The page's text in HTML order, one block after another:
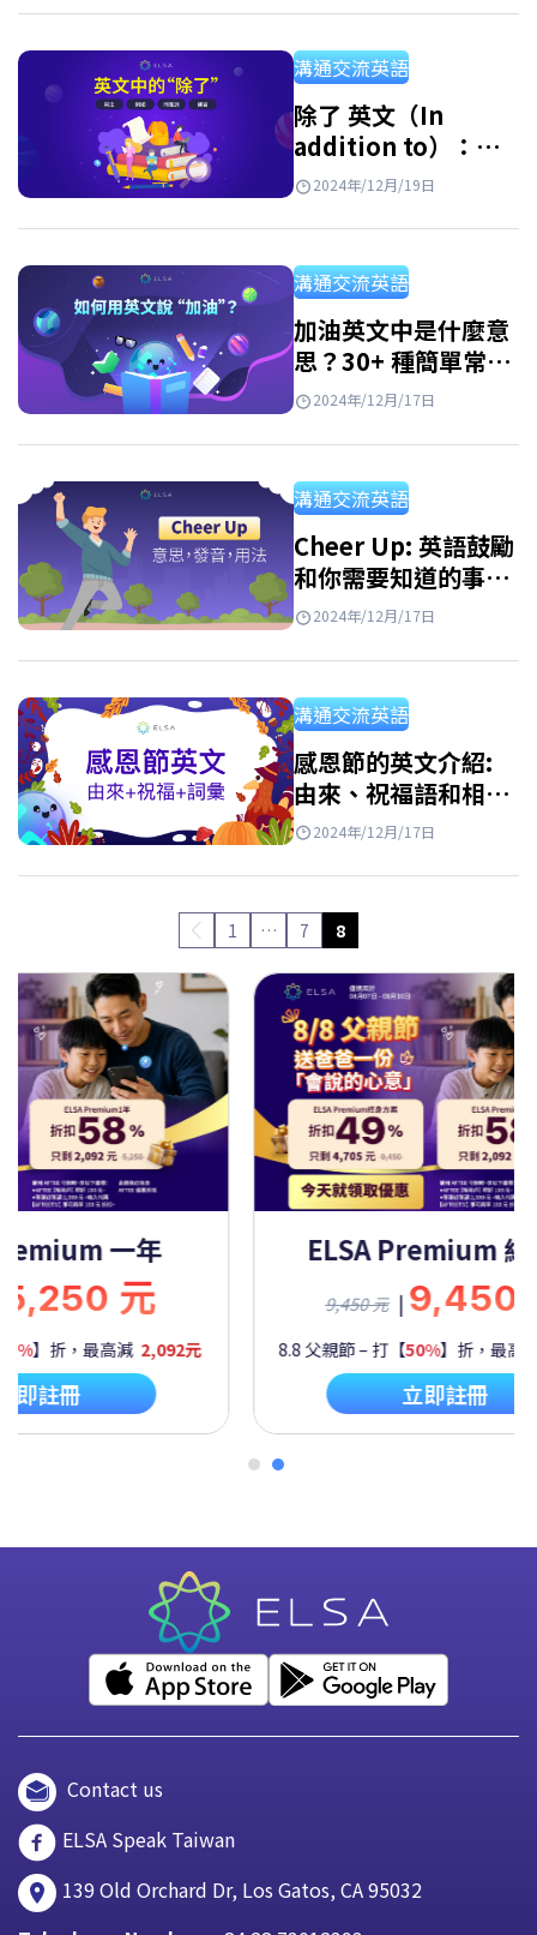
溝通交流英語
除了 英文（In
addition to）：定
義、用法、結構與同
2024年/12月/19日
溝通交流英語
加油英文中是什麼意
思？30+ 種簡單常用
的英文激勵方式
2024年/12月/17日
溝通交流英語
Cheer Up: 英語鼓勵
和你需要知道的事
情！
2024年/12月/17日
溝通交流英語
感恩節的英文介紹:
由來、祝福語和相關
詞彙
2024年/12月/17日
1 … 7 8
一年
元
】折，最高減 2,092元
即註冊
ELSA Premium 終
9,450 元 | 9,450
8.8 父親節 – 打【50%】折，最高
立即註冊
Contact us
ELSA Speak Taiwan
139 Old Orchard Dr, Los Gatos, CA 95032